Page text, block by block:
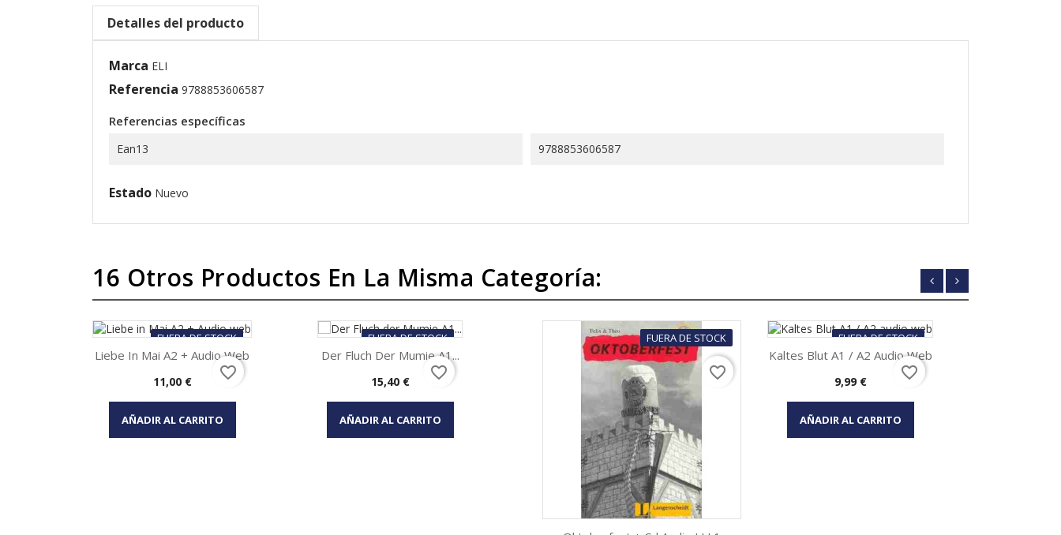
Detalles del producto
Marca ELI
Referencia 9788853606587
Referencias específicas
Ean13 9788853606587
Estado Nuevo
16 Otros Productos En La Misma Categoría:
FUERA DE STOCK
Vista rápida
Liebe In Mai A2 + Audio Web
Precio
11,00 €
AÑADIR AL CARRITO
favorite_border
FUERA DE STOCK
Vista rápida
Der Fluch Der Mumie A1...
Precio
15,40 €
AÑADIR AL CARRITO
favorite_border
FUERA DE STOCK
favorite_border
FUERA DE STOCK
Vista rápida
Kaltes Blut A1 / A2 Audio Web
Precio
9,99 €
AÑADIR AL CARRITO
favorite_border